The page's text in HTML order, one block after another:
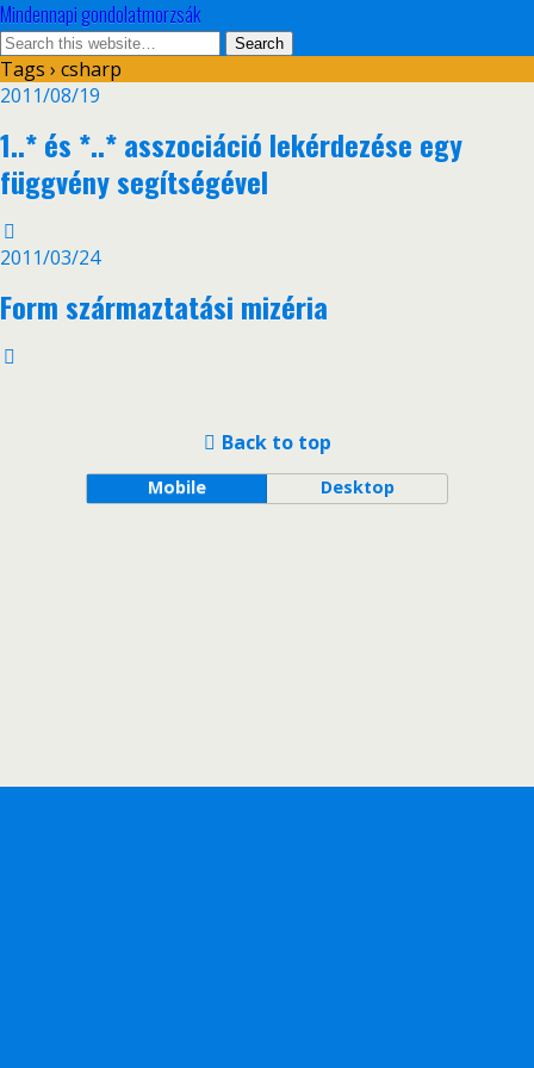
Mindennapi gondolatmorzsák
Tags › csharp
2011/08/19
1..* és *..* asszociáció lekérdezése egy
függvény segítségével
2011/03/24
Form származtatási mizéria
Back to top
Mobile Desktop